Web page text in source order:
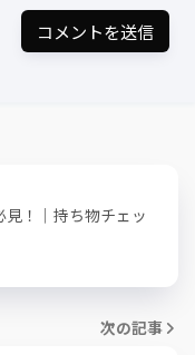
！｜持ち物チェッ
次の記事